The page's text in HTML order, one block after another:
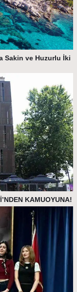
Sakin ve Huzurlu İki
KAMUOYUNA!